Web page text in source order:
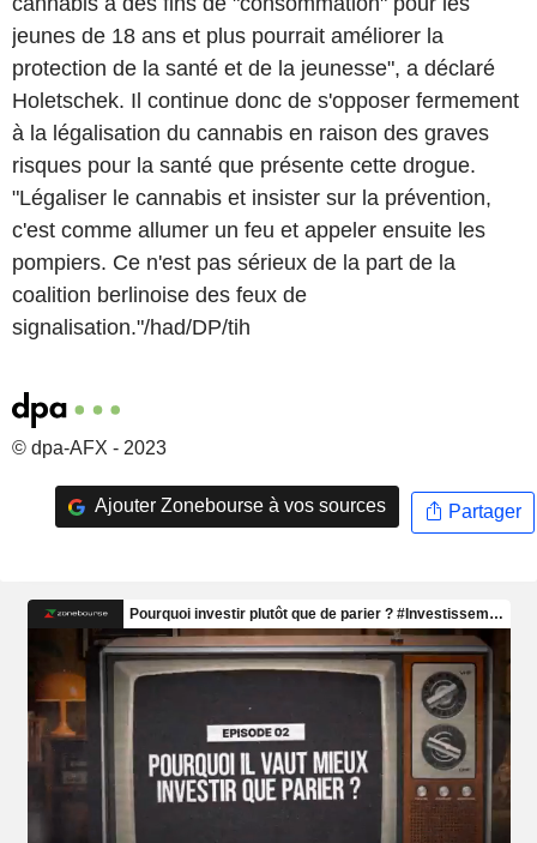
jeunes de 18 ans et plus pourrait améliorer la
protection de la santé et de la jeunesse", a déclaré
Holetschek. Il continue donc de s'opposer fermement
à la légalisation du cannabis en raison des graves
risques pour la santé que présente cette drogue.
"Légaliser le cannabis et insister sur la prévention,
c'est comme allumer un feu et appeler ensuite les
pompiers. Ce n'est pas sérieux de la part de la
coalition berlinoise des feux de
signalisation."/had/DP/tih
© dpa-AFX - 2023
Ajouter Zonebourse à vos sources Partager